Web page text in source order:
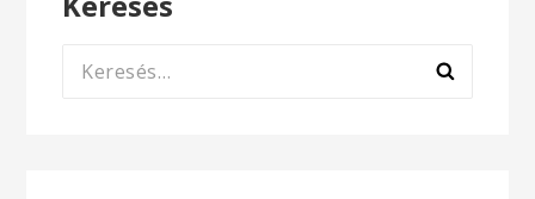
Keresés: